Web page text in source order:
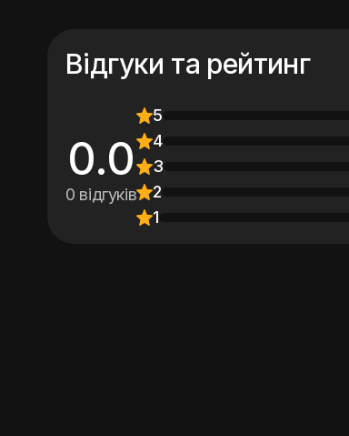
Відгуки та рейтинг
0.0
0 відгуків
5
4
3
2
1